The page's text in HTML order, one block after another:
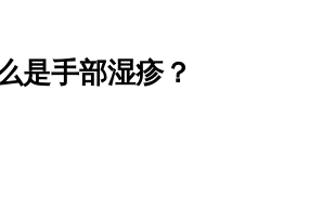
是手部湿疹？